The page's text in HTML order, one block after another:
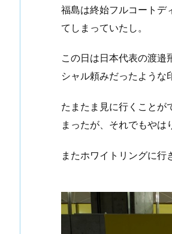
福島は終始フルコートデ
てしまっていたし。
この日は日本代表の渡邉
シャル頼みだったような
たまたま見に行くことが
まったが、それでもやは
またホワイトリングに行